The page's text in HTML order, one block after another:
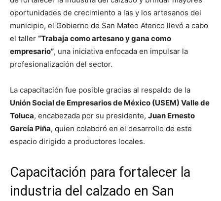
oportunidades de crecimiento a las y los artesanos del
municipio, el Gobierno de San Mateo Atenco llevó a cabo
el taller “Trabaja como artesano y gana como
empresario”, una iniciativa enfocada en impulsar la
profesionalización del sector.
La capacitación fue posible gracias al respaldo de la
Unión Social de Empresarios de México (USEM) Valle de
Toluca, encabezada por su presidente, Juan Ernesto
García Piña, quien colaboró en el desarrollo de este
espacio dirigido a productores locales.
Capacitación para fortalecer la
industria del calzado en San